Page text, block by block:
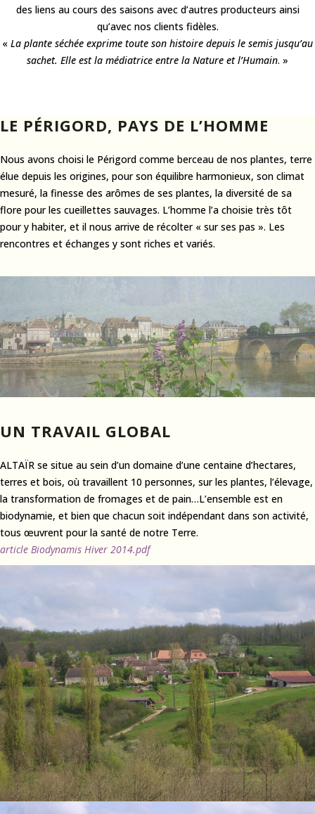
des liens au cours des saisons avec d’autres producteurs ainsi
qu’avec nos clients fidèles.
« La plante séchée exprime toute son histoire depuis le semis jusqu’au
sachet. Elle est la médiatrice entre la Nature et l’Humain. »
LE PÉRIGORD, PAYS DE L’HOMME
Nous avons choisi le Périgord comme berceau de nos plantes, terre
élue depuis les origines, pour son équilibre harmonieux, son climat
mesuré, la finesse des arômes de ses plantes, la diversité de sa
flore pour les cueillettes sauvages. L’homme l’a choisie très tôt
pour y habiter, et il nous arrive de récolter « sur ses pas ». Les
rencontres et échanges y sont riches et variés.
UN TRAVAIL GLOBAL
ALTAÏR se situe au sein d’un domaine d’une centaine d’hectares,
terres et bois, où travaillent 10 personnes, sur les plantes, l’élevage,
la transformation de fromages et de pain…L’ensemble est en
biodynamie, et bien que chacun soit indépendant dans son activité,
tous œuvrent pour la santé de notre Terre.
article Biodynamis Hiver 2014.pdf